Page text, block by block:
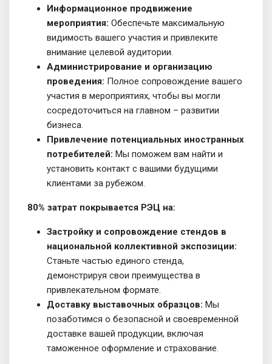
Информационное продвижение
мероприятия: Обеспечьте максимальную
видимость вашего участия и привлеките
внимание целевой аудитории.
Администрирование и организацию
проведения: Полное сопровождение вашего
участия в мероприятиях, чтобы вы могли
сосредоточиться на главном – развитии
бизнеса.
Привлечение потенциальных иностранных
потребителей: Мы поможем вам найти и
установить контакт с вашими будущими
клиентами за рубежом.
80% затрат покрывается РЭЦ на:
Застройку и сопровождение стендов в
национальной коллективной экспозиции:
Станьте частью единого стенда,
демонстрируя свои преимущества в
привлекательном формате.
Доставку выставочных образцов: Мы
позаботимся о безопасной и своевременной
доставке вашей продукции, включая
таможенное оформление и страхование.